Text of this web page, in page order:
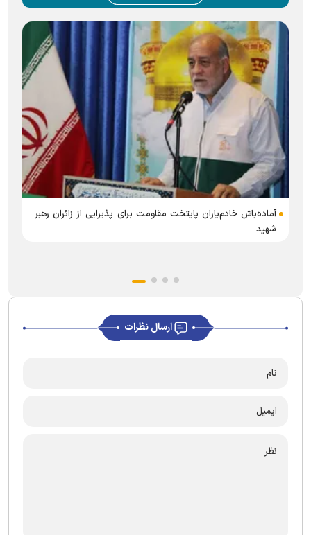
بسیج خادم‌یاران پایتخت برای میزبانی از
ارسال نظرات